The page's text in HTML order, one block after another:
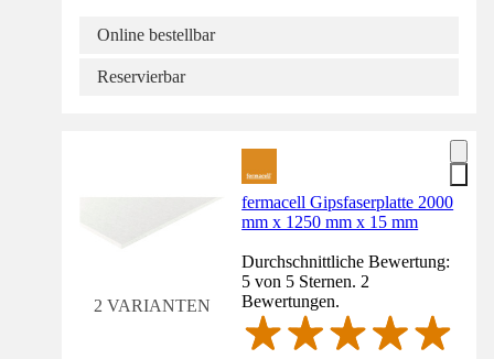
Online bestellbar
Reservierbar
2 VARIANTEN
fermacell Gipsfaserplatte 2000
mm x 1250 mm x 15 mm
Durchschnittliche Bewertung:
5 von 5 Sternen. 2
Bewertungen.